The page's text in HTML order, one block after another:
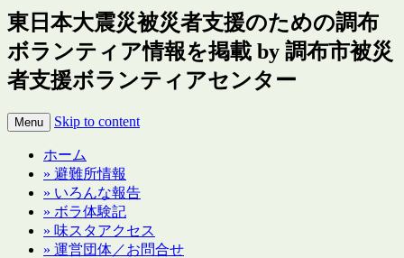
東日本大震災被災者支援のための調布
ボランティア情報を掲載 by 調布市被災
者支援ボランティアセンター
Menu Skip to content
ホーム
» 避難所情報
» いろんな報告
» ボラ体験記
» 味スタアクセス
» 運営団体／お問合せ